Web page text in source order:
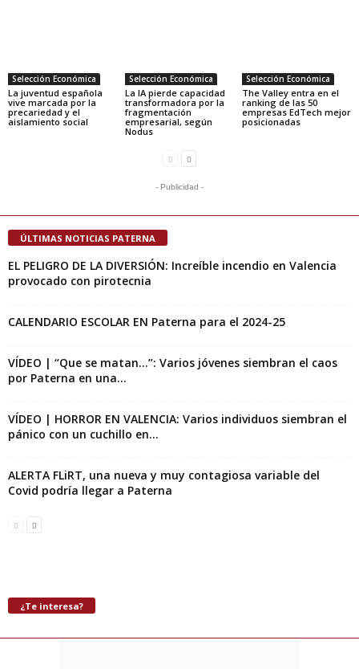
Selección Económica
La juventud española
vive marcada por la
precariedad y el
aislamiento social
Selección Económica
La IA pierde capacidad
transformadora por la
fragmentación
empresarial, según
Nodus
Selección Económica
The Valley entra en el
ranking de las 50
empresas EdTech mejor
posicionadas
- Publicidad -
ÚLTIMAS NOTICIAS PATERNA
EL PELIGRO DE LA DIVERSIÓN: Increíble incendio en Valencia
provocado con pirotecnia
CALENDARIO ESCOLAR EN Paterna para el 2024-25
VÍDEO | “Que se matan…”: Varios jóvenes siembran el caos
por Paterna en una...
VÍDEO | HORROR EN VALENCIA: Varios individuos siembran el
pánico con un cuchillo en...
ALERTA FLiRT, una nueva y muy contagiosa variable del
Covid podría llegar a Paterna
¿Te interesa?